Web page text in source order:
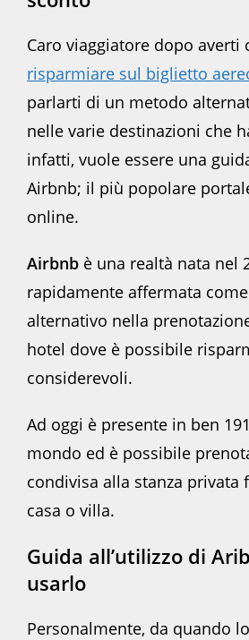
Caro viaggiatore dopo averti
risparmiare sul biglietto
parlarti di un metodo
nelle varie destinazioni che
infatti, vuole essere una
Airbnb; il più popolare
online.
Airbnb è una realtà nata nel
rapidamente affermata
alternativo nella
hotel dove è possibile
considerevoli.
Ad oggi è presente in ben
mondo ed è possibile
condivisa alla stanza privata
casa o villa.
Guida all’utilizzo di
usarlo
Personalmente, da quando